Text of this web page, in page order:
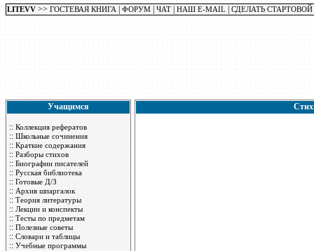
LITEVV >> ГОСТЕВАЯ КНИГА ФОРУМ ЧАТ НАШ E-MAIL СДЕЛАТЬ СТАРТОВОЙ
Учащимся
:: Коллекция рефератов
:: Школьные сочинения
:: Краткие содержания
:: Разборы стихов
:: Биографии писателей
:: Русская библиотека
:: Готовые Д/З
:: Архив шпаргалок
:: Теория литературы
:: Лекции и конспекты
:: Тесты по предметам
:: Полезные советы
:: Словари и таблицы
:: Учебные программы